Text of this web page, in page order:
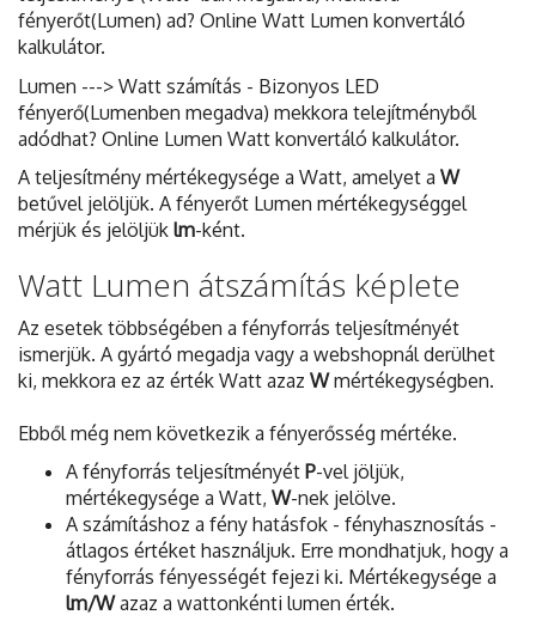
fényerőt(Lumen) ad? Online Watt Lumen konvertáló
kalkulátor.
Lumen ---> Watt számítás - Bizonyos LED
fényerő(Lumenben megadva) mekkora telejítményből
adódhat? Online Lumen Watt konvertáló kalkulátor.
A teljesítmény mértékegysége a Watt, amelyet a W
betűvel jelöljük. A fényerőt Lumen mértékegységgel
mérjük és jelöljük lm-ként.
Watt Lumen átszámítás képlete
Az esetek többségében a fényforrás teljesítményét
ismerjük. A gyártó megadja vagy a webshopnál derülhet
ki, mekkora ez az érték Watt azaz Wmértékegységben.
Ebből még nem következik a fényerősség mértéke.
A fényforrás teljesítményét P-vel jöljük,
mértékegysége a Watt, W-nek jelölve.
A számításhoz a fény hatásfok - fényhasznosítás -
átlagos értéket használjuk. Erre mondhatjuk, hogy a
fényforrás fényességét fejezi ki. Mértékegysége a
lm/Wazaz a wattonkénti lumen érték.